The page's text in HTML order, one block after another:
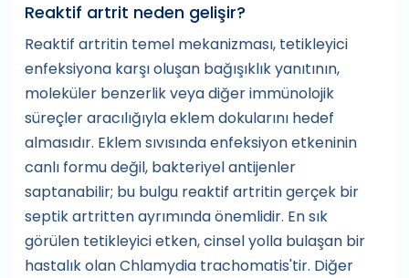
Reaktif artrit neden gelişir?
Reaktif artritin temel mekanizması, tetikleyici
enfeksiyona karşı oluşan bağışıklık yanıtının,
moleküler benzerlik veya diğer immünolojik
süreçler aracılığıyla eklem dokularını hedef
almasıdır. Eklem sıvısında enfeksiyon etkeninin
canlı formu değil, bakteriyel antijenler
saptanabilir; bu bulgu reaktif artritin gerçek bir
septik artritten ayrımında önemlidir. En sık
görülen tetikleyici etken, cinsel yolla bulaşan bir
hastalık olan Chlamydia trachomatis'tir. Diğer